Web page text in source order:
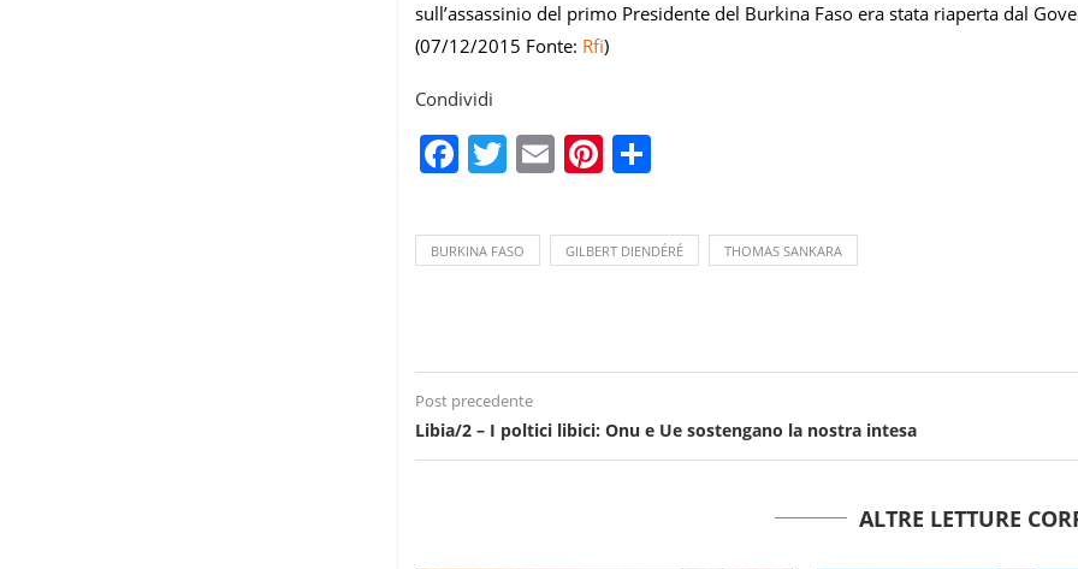
sull’assassinio del primo Presidente del Burkina Faso era stata riaperta dal
(07/12/2015 Fonte: Rfi)
Condividi
Facebook
Twitter
EmailPinterest
BURKINA FASO GILBERT DIENDÉRÉ THOMAS SANKARA
Post precedente
Libia/2 – I poltici libici: Onu e Ue sostengano la nostra intesa
ALTRE LETTURE